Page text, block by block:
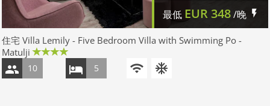
最低 EUR348/晚
住宅 Villa Lemily - Five Bedroom Villa with Swimming Po -
Matulji
10 5